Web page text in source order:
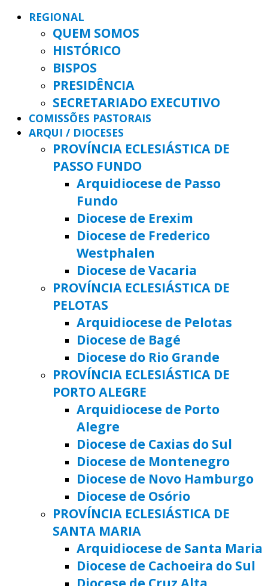
REGIONAL
QUEM SOMOS
HISTÓRICO
BISPOS
PRESIDÊNCIA
SECRETARIADO EXECUTIVO
COMISSÕES PASTORAIS
ARQUI / DIOCESES
PROVÍNCIA ECLESIÁSTICA DE
PASSO FUNDO
Arquidiocese de Passo
Fundo
Diocese de Erexim
Diocese de Frederico
Westphalen
Diocese de Vacaria
PROVÍNCIA ECLESIÁSTICA DE
PELOTAS
Arquidiocese de Pelotas
Diocese de Bagé
Diocese do Rio Grande
PROVÍNCIA ECLESIÁSTICA DE
PORTO ALEGRE
Arquidiocese de Porto
Alegre
Diocese de Caxias do Sul
Diocese de Montenegro
Diocese de Novo Hamburgo
Diocese de Osório
PROVÍNCIA ECLESIÁSTICA DE
SANTA MARIA
Arquidiocese de Santa Maria
Diocese de Cachoeira do Sul